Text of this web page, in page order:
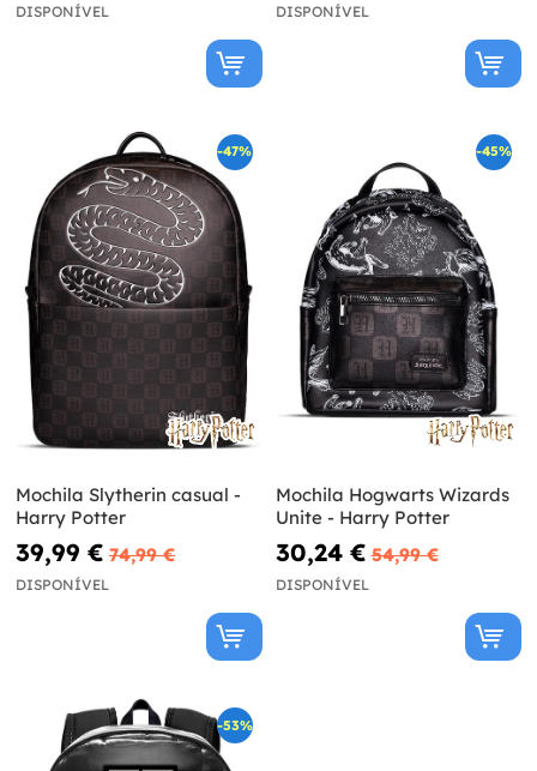
DISPONÍVEL DISPONÍVEL
-47%
Mochila Slytherin casual -
Harry Potter
39,99 € 74,99 €
DISPONÍVEL
-45%
Mochila Hogwarts Wizards
Unite - Harry Potter
30,24 € 54,99 €
DISPONÍVEL
-53%